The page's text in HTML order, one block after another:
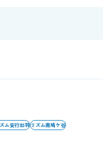
ム安行出羽リズム南鳩ケ谷